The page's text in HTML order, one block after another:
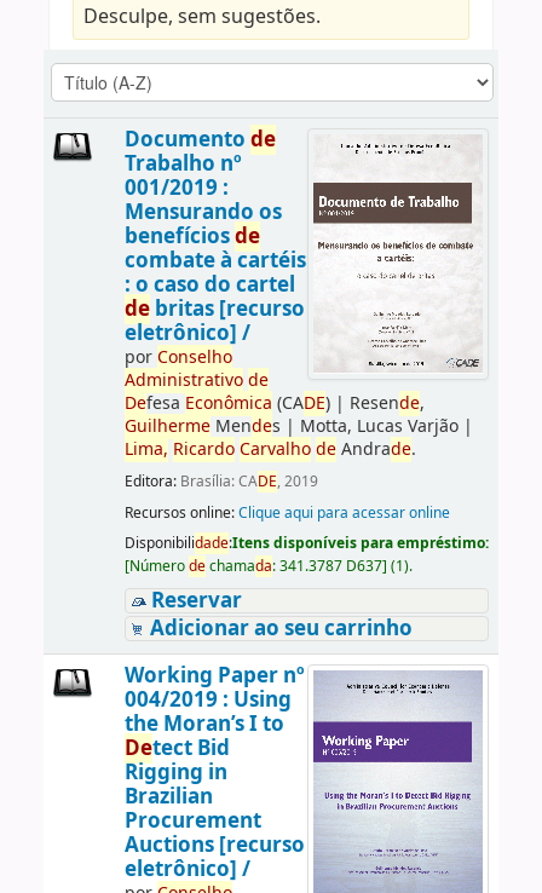
Desculpe, sem sugestões.
Documento de
Trabalho nº
001/2019 :
Mensurando os
benefíciosde
combate à cartéis
: o caso do cartel
debritas [recurso
eletrônico] /
porConselho
Administrativo de
Defesa Econômica (CADE)| Resende,
GuilhermeMendes | Motta, Lucas Varjão|
Lima, Ricardo Carvalho deAndrade.
Editora: Brasília: CADE, 2019
Recursos online:Clique aqui para acessar online
Disponibilidade:Itens disponíveis para empréstimo:
[Númerodechamada:341.3787 D637] (1).
Reservar
Adicionar ao seu carrinho
Working Paper nº
004/2019 : Using
the Moran’s I to
Detect Bid
Rigging in
Brazilian
Procurement
Auctions [recurso
eletrônico] /